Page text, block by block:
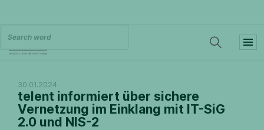
30.01.2024
telent informiert über sichere
Vernetzung im Einklang mit IT-SiG
2.0 und NIS-2